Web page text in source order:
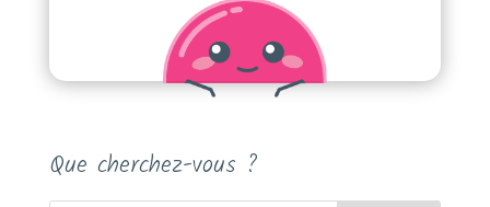
Que cherchez-vous ?